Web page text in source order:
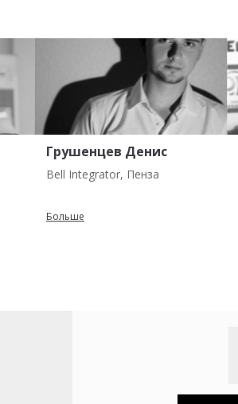
Грушенцев Денис
Bell Integrator, Пенза
Больше